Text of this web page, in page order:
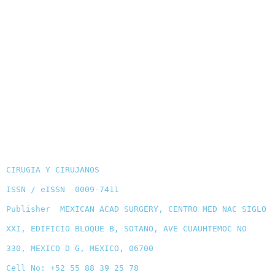
CIRUGIA Y CIRUJANOS
ISSN / eISSN 0009-7411
Publisher MEXICAN ACAD SURGERY, CENTRO MED NAC SIGLO
XXI, EDIFICIO BLOQUE B, SOTANO, AVE CUAUHTEMOC NO
330, MEXICO D G, MEXICO, 06700
Cell No: +52 55 88 39 25 78